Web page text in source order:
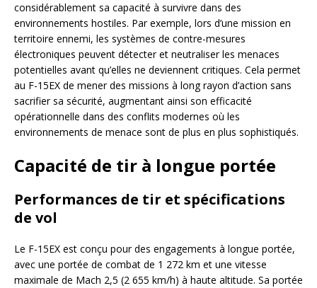
considérablement sa capacité à survivre dans des
environnements hostiles. Par exemple, lors d’une mission en
territoire ennemi, les systèmes de contre-mesures
électroniques peuvent détecter et neutraliser les menaces
potentielles avant qu’elles ne deviennent critiques. Cela permet
au F-15EX de mener des missions à long rayon d’action sans
sacrifier sa sécurité, augmentant ainsi son efficacité
opérationnelle dans des conflits modernes où les
environnements de menace sont de plus en plus sophistiqués.
Capacité de tir à longue portée
Performances de tir et spécifications
de vol
Le F-15EX est conçu pour des engagements à longue portée,
avec une portée de combat de 1 272 km et une vitesse
maximale de Mach 2,5 (2 655 km/h) à haute altitude. Sa portée